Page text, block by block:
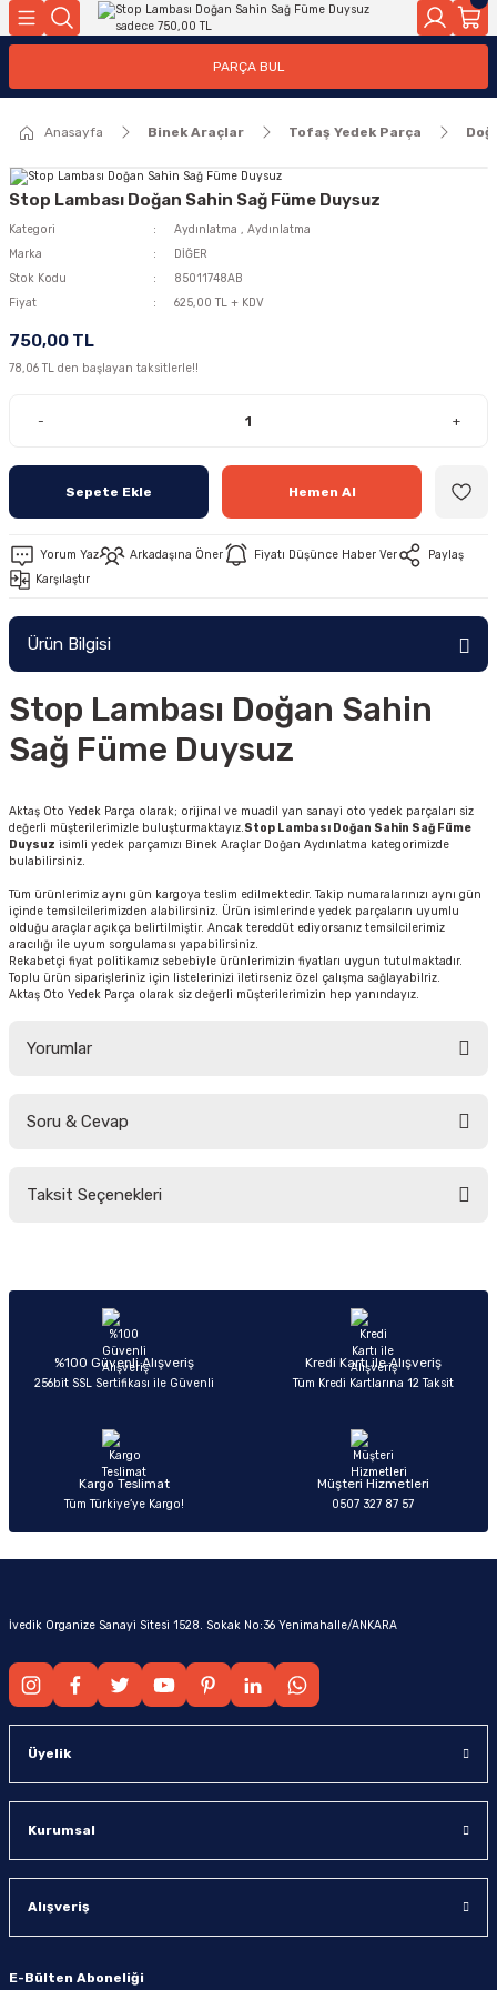
Geri Dön
Geri Dön
PARÇA BUL
Anasayfa Binek Araçlar Tofaş Yedek Parça
Stop Lambası Doğan Sahin Sağ Füme Duysuz
Kategori Aydınlatma , Aydınlatma
Marka
DİĞER
Stok Kodu
85011748AB
Fiyat
625,00 TL + KDV
750,00 TL
78,06 TL den başlayan taksitlerle!!
- +
Sepete Ekle Hemen Al
Yorum Yaz Arkadaşına Öner Fiyatı Düşünce Haber Ver
Paylaş
Karşılaştır
Ürün Bilgisi
Stop Lambası Doğan Sahin
Sağ Füme Duysuz
Aktaş Oto Yedek Parça olarak; orijinal ve muadil yan sanayi oto yedek parçaları siz
değerli müşterilerimizle buluşturmaktayız.Stop Lambası Doğan Sahin Sağ Füme
Duysuz isimli yedek parçamızı Binek Araçlar Doğan Aydınlatma kategorimizde
bulabilirsiniz.
Tüm ürünlerimiz aynı gün kargoya teslim edilmektedir. Takip numaralarınızı aynı gün
içinde temsilcilerimizden alabilirsiniz. Ürün isimlerinde yedek parçaların uyumlu
olduğu araçlar açıkça belirtilmiştir. Ancak tereddüt ediyorsanız temsilcilerimiz
aracılığı ile uyum sorgulaması yapabilirsiniz.
Rekabetçi fiyat politikamız sebebiyle ürünlerimizin fiyatları uygun tutulmaktadır.
Toplu ürün siparişleriniz için listelerinizi iletirseniz özel çalışma sağlayabilriz.
Aktaş Oto Yedek Parça olarak siz değerli müşterilerimizin hep yanındayız.
Yorumlar
Soru & Cevap
Taksit Seçenekleri
%100 Güvenli Alışveriş
256bit SSL Sertifikası ile Güvenli
Kredi Kartı ile Alışveriş
Tüm Kredi Kartlarına 12 Taksit
Kargo Teslimat
Tüm Türkiye’ye Kargo!
Müşteri Hizmetleri
0507 327 87 57
İvedik Organize Sanayi Sitesi 1528. Sokak No:36 Yenimahalle/ANKARA
Üyelik
Kurumsal
Alışveriş
E-Bülten Aboneliği